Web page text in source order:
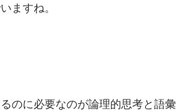
ますね。
のに必要なのが論理的思考と語彙